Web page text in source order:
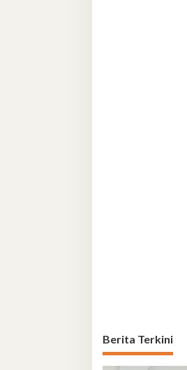
Berita Terkini